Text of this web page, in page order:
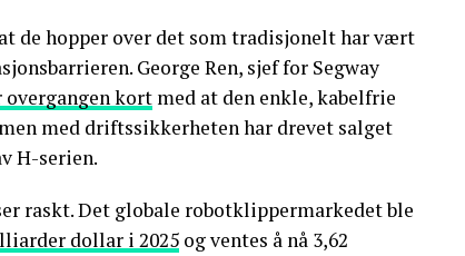
de hopper over det som tradisjonelt har vært
George Ren, sjef for Segway
kort med at den enkle, kabelfrie
med driftssikkerheten har drevet salget
H-serien.
raskt. Det globale robotklippermarkedet ble
dollar i 2025 og ventes å nå 3,62